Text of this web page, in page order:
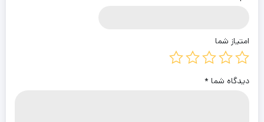
امتیاز شما
دیدگاه شما *